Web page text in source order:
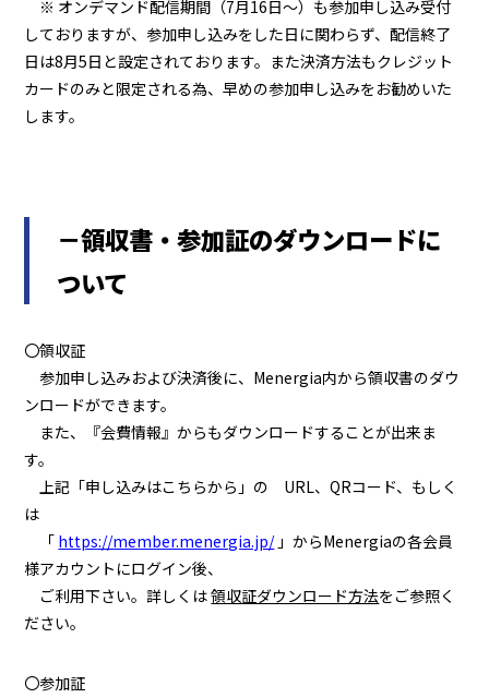
※ オンデマンド配信期間（7月16日～）も参加申し込み受付
しておりますが、参加申し込みをした日に関わらず、配信終了
日は8月5日と設定されております。また決済方法もクレジット
カードのみと限定される為、早めの参加申し込みをお勧めいた
します。
－領収書・参加証のダウンロードに
ついて
〇領収証
参加申し込みおよび決済後に、Menergia内から領収書のダウ
ンロードができます。
また、『会費情報』からもダウンロードすることが出来ま
す。
上記「申し込みはこちらから」の URL、QRコード、 もしく
は
「 https://member.menergia.jp/ 」からMenergiaの各会員
様アカウントにログイン後、
ご利用下さい。詳しくは領収証ダウンロード方法をご参照く
ださい。
〇参加証